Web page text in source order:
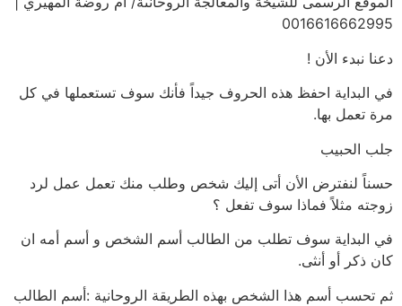
0016616662995
دعنا نبدء الأن !
في البداية احفظ هذه الحروف جيداً فأنك سوف تستعملها في كل
مرة تعمل بها.
جلب الحبيب
حسناً لنفترض الأن أتى إليك شخص وطلب منك تعمل عمل لرد
زوجته مثلاً فماذا سوف تفعل ؟
في البداية سوف تطلب من الطالب أسم الشخص و أسم أمه ان
كان ذكر أو أنثى.
ثم تحسب أسم هذا الشخص بهذه الطريقة الروحانية :أسم الطالب